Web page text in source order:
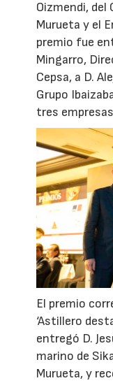
Oizmendi, del
Murueta y el
premio fue
Mingarro,
Cepsa, a D.
Grupo
tres
El premio
‘Astillero
entregó D.
marino de
Murueta, y